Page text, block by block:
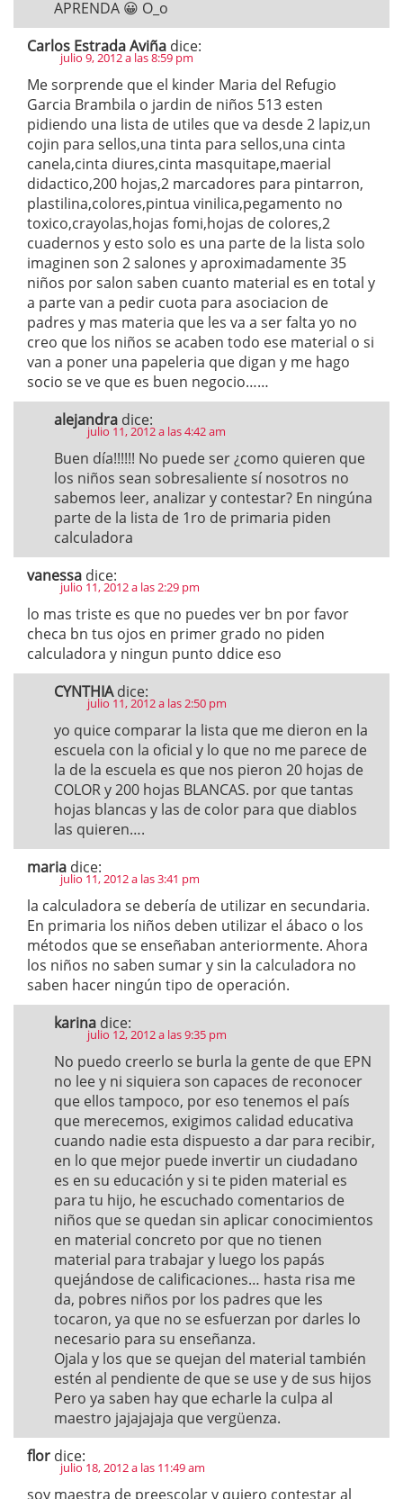
APRENDA 😀 O_o
Carlos Estrada Aviña dice:
julio 9, 2012 a las 8:59 pm
Me sorprende que el kinder Maria del Refugio
Garcia Brambila o jardin de niños 513 esten
pidiendo una lista de utiles que va desde 2 lapiz,un
cojin para sellos,una tinta para sellos,una cinta
canela,cinta diures,cinta masquitape,maerial
didactico,200 hojas,2 marcadores para pintarron,
plastilina,colores,pintua vinilica,pegamento no
toxico,crayolas,hojas fomi,hojas de colores,2
cuadernos y esto solo es una parte de la lista solo
imaginen son 2 salones y aproximadamente 35
niños por salon saben cuanto material es en total y
a parte van a pedir cuota para asociacion de
padres y mas materia que les va a ser falta yo no
creo que los niños se acaben todo ese material o si
van a poner una papeleria que digan y me hago
socio se ve que es buen negocio……
alejandra dice:
julio 11, 2012 a las 4:42 am
Buen día!!!!!! No puede ser ¿como quieren que
los niños sean sobresaliente sí nosotros no
sabemos leer, analizar y contestar? En ningúna
parte de la lista de 1ro de primaria piden
calculadora
vanessa dice:
julio 11, 2012 a las 2:29 pm
lo mas triste es que no puedes ver bn por favor
checa bn tus ojos en primer grado no piden
calculadora y ningun punto ddice eso
CYNTHIA dice:
julio 11, 2012 a las 2:50 pm
yo quice comparar la lista que me dieron en la
escuela con la oficial y lo que no me parece de
la de la escuela es que nos pieron 20 hojas de
COLOR y 200 hojas BLANCAS. por que tantas
hojas blancas y las de color para que diablos
las quieren….
maria dice:
julio 11, 2012 a las 3:41 pm
la calculadora se debería de utilizar en secundaria.
En primaria los niños deben utilizar el ábaco o los
métodos que se enseñaban anteriormente. Ahora
los niños no saben sumar y sin la calculadora no
saben hacer ningún tipo de operación.
karina dice:
julio 12, 2012 a las 9:35 pm
No puedo creerlo se burla la gente de que EPN
no lee y ni siquiera son capaces de reconocer
que ellos tampoco, por eso tenemos el país
que merecemos, exigimos calidad educativa
cuando nadie esta dispuesto a dar para recibir,
en lo que mejor puede invertir un ciudadano
es en su educación y si te piden material es
para tu hijo, he escuchado comentarios de
niños que se quedan sin aplicar conocimientos
en material concreto por que no tienen
material para trabajar y luego los papás
quejándose de calificaciones… hasta risa me
da, pobres niños por los padres que les
tocaron, ya que no se esfuerzan por darles lo
necesario para su enseñanza.
Ojala y los que se quejan del material también
estén al pendiente de que se use y de sus hijos
Pero ya saben hay que echarle la culpa al
maestro jajajajaja que vergüenza.
flor dice:
julio 18, 2012 a las 11:49 am
soy maestra de preescolar y quiero contestar al